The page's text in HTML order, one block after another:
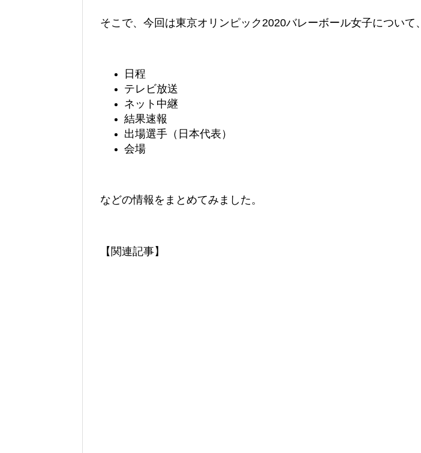
そこで、今回は東京オリンピック2020バレーボール女子について、
日程
テレビ放送
ネット中継
結果速報
出場選手（日本代表）
会場
などの情報をまとめてみました。
【関連記事】